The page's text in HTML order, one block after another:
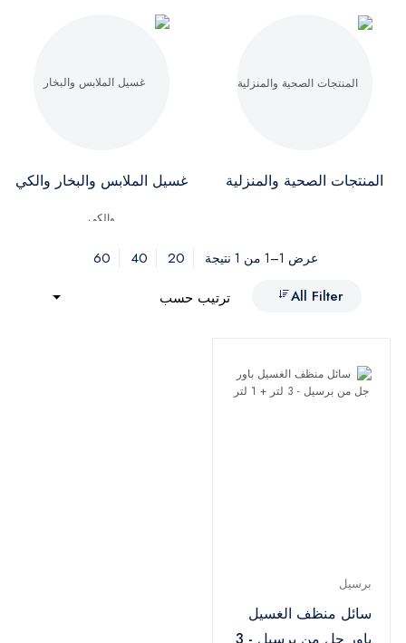
المنتجات الصحية والمنزلية غسيل الملابس والبخار والكي
عرض 1–1 من 1 نتيجة 20
40
60
All Filter
ترتيب حسب
برسيل
سائل منظف الغسيل